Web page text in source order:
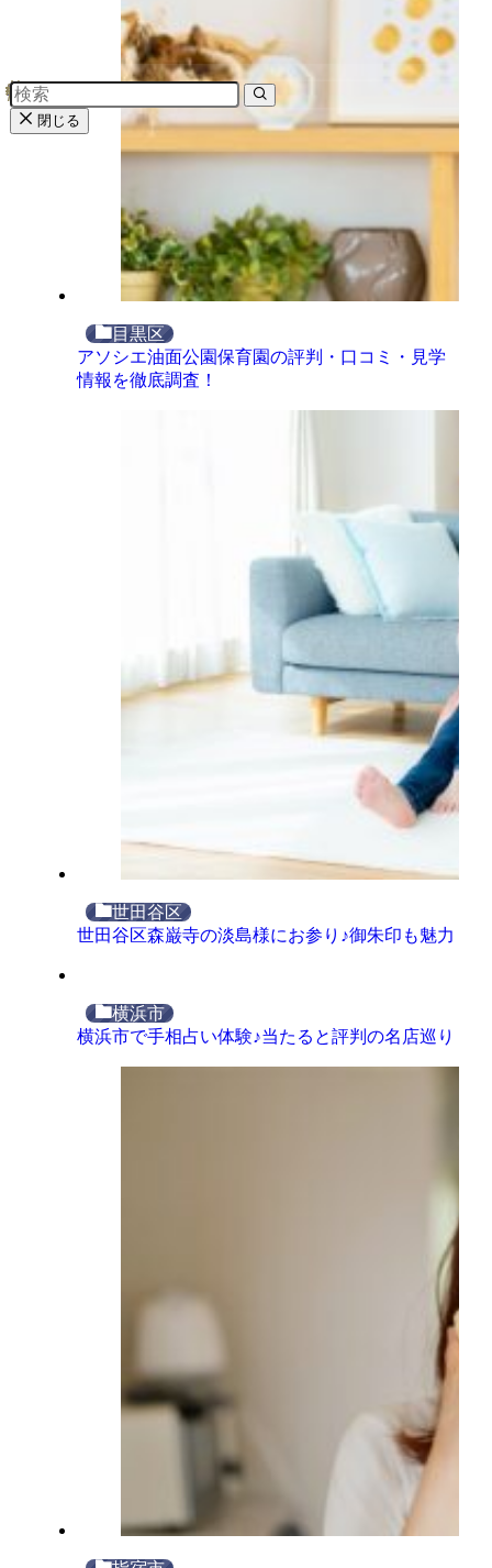
目黒区
アソシエ油面公園保育園の評判・口コミ・見学
情報を徹底調査！
世田谷区
世田谷区森巌寺の淡島様にお参り♪御朱印も魅力
横浜市
横浜市で手相占い体験♪当たると評判の名店巡り
閉じる